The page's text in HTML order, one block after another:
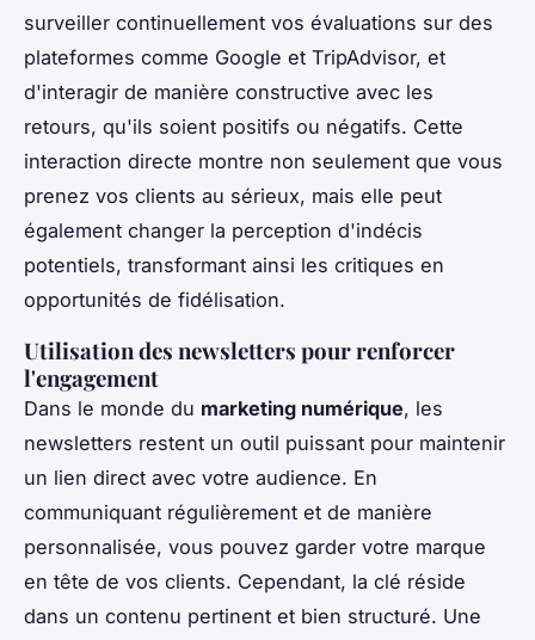
surveiller continuellement vos évaluations sur des
plateformes comme Google et TripAdvisor, et
d'interagir de manière constructive avec les
retours, qu'ils soient positifs ou négatifs. Cette
interaction directe montre non seulement que vous
prenez vos clients au sérieux, mais elle peut
également changer la perception d'indécis
potentiels, transformant ainsi les critiques en
opportunités de fidélisation.
Utilisation des newsletters pour renforcer
l'engagement
Dans le monde du marketing numérique, les
newsletters restent un outil puissant pour maintenir
un lien direct avec votre audience. En
communiquant régulièrement et de manière
personnalisée, vous pouvez garder votre marque
en tête de vos clients. Cependant, la clé réside
dans un contenu pertinent et bien structuré. Une